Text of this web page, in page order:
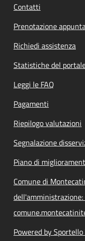
Contatti
Prenotazione
Richiedi assistenza
Statistiche del
Leggi le FAQ
Pagamenti
Riepilogo valutazioni
Segnalazione
Piano di
Comune di
Powered by